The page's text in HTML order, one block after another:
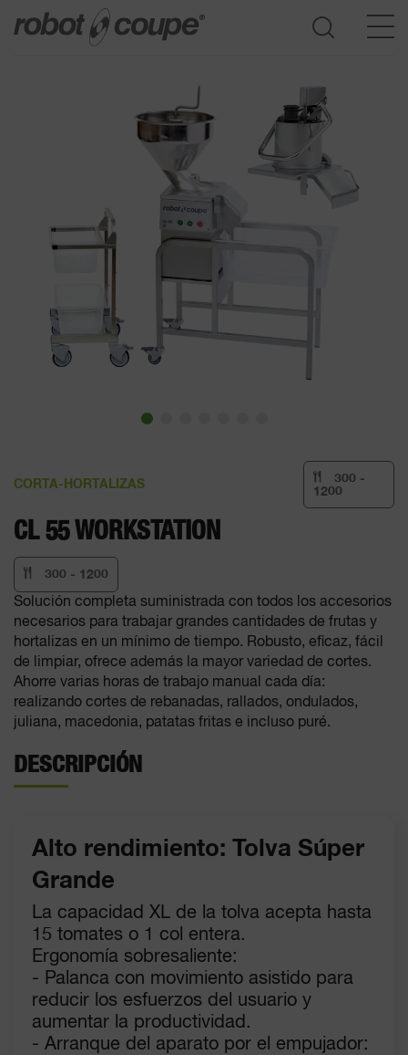
CORTA-HORTALIZAS
300 -
1200
CL 55 WORKSTATION
300 - 1200
Solución completa suministrada con todos los accesorios
necesarios para trabajar grandes cantidades de frutas y
hortalizas en un mínimo de tiempo. Robusto, eficaz, fácil
de limpiar, ofrece además la mayor variedad de cortes.
Ahorre varias horas de trabajo manual cada día:
realizando cortes de rebanadas, rallados, ondulados,
juliana, macedonia, patatas fritas e incluso puré.
DESCRIPCIÓN
Alto rendimiento: Tolva Súper
Grande
La capacidad XL de la tolva acepta hasta
15 tomates o 1 col entera.
Ergonomía sobresaliente:
- Palanca con movimiento asistido para
reducir los esfuerzos del usuario y
aumentar la productividad.
- Arranque del aparato por el empujador:
Acceder a la guía de selección